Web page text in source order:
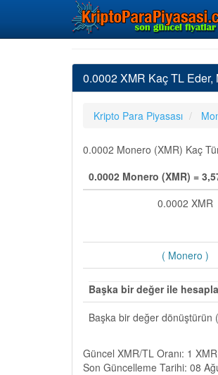
0.0002 XMR Kaç TL Eder,
Kripto Para Piyasası
0.0002 Monero (XMR) Kaç
0.0002 Monero (XMR) =
0.0002 XMR
( Monero )
Başka bir değer ile
Başka bir değer dönüştürün
Güncel XMR/TL Oranı: 1
Son Güncelleme Tarihi: 08